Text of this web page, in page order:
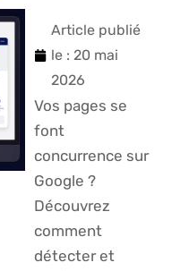
Article publié
le : 20 mai
2026
Vos pages se
font
concurrence sur
Google ?
Découvrez
comment
détecter et